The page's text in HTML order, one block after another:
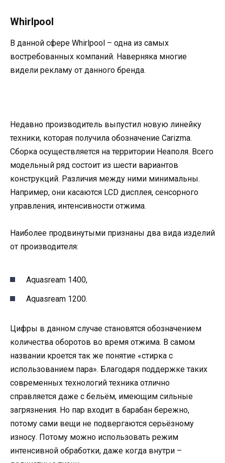
Whirlpool
В данной сфере Whirlpool – одна из самых
востребованных компаний. Наверняка многие
видели рекламу от данного бренда.
Недавно производитель выпустил новую линейку
техники, которая получила обозначение Carizma.
Сборка осуществляется на территории Неаполя. Всего
модельный ряд состоит из шести вариантов
конструкций. Различия между ними минимальны.
Например, они касаются LCD дисплея, сенсорного
управления, интенсивности отжима.
Наиболее продвинутыми признаны два вида изделий
от производителя:
Aquasream 1400,
Aquasream 1200.
Цифры в данном случае становятся обозначением
количества оборотов во время отжима. В самом
названии кроется так же понятие «стирка с
использованием пара». Благодаря поддержке таких
современных технологий техника отлично
справляется даже с бельём, имеющим сильные
загрязнения. Но пар входит в барабан бережно,
потому сами вещи не подвергаются серьёзному
износу. Потому можно использовать режим
интенсивной обработки, даже когда внутри –